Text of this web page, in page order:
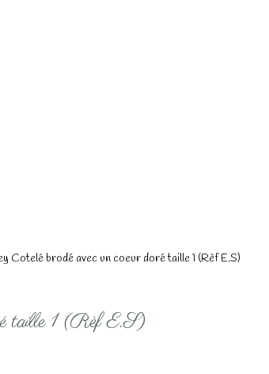
Cotelé brodé avec un coeur doré taille 1 (Rèf E.S)
taille 1 (Rèf E.S)